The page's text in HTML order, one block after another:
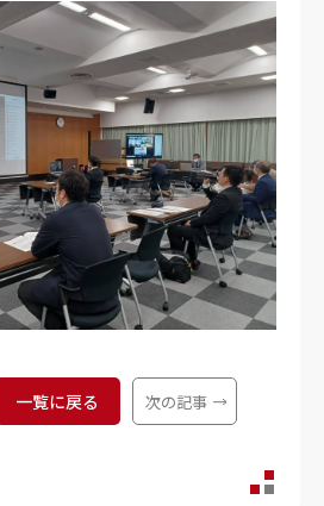
一覧に戻る 次の記事